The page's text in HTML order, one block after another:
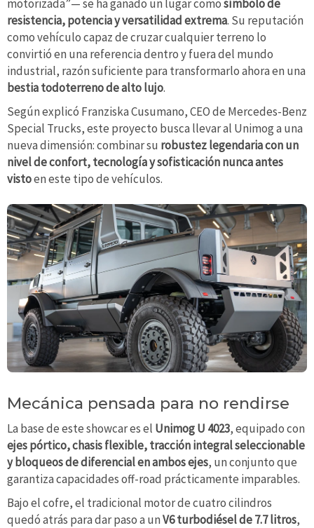
motorizada”— se ha ganado un lugar comosímbolo de
resistencia, potencia y versatilidad extrema. Su reputación
como vehículo capaz de cruzar cualquier terreno lo
convirtió en una referencia dentro y fuera del mundo
industrial, razón suficiente para transformarlo ahora en una
bestia todoterreno de alto lujo.
Según explicó Franziska Cusumano, CEO de Mercedes-Benz
Special Trucks, este proyecto busca llevar al Unimog a una
nueva dimensión: combinar su robustez legendaria con un
nivel de confort, tecnología y sofisticación nunca antes
vistoen este tipo de vehículos.
Mecánica pensada para no rendirse
La base de este showcar es el Unimog U 4023, equipado con
ejes pórtico, chasis flexible, tracción integral seleccionable
y bloqueos de diferencial en ambos ejes, un conjunto que
garantiza capacidades off-road prácticamente imparables.
Bajo el cofre, el tradicional motor de cuatro cilindros
quedó atrás para dar paso a unV6 turbodiésel de 7.7 litros,